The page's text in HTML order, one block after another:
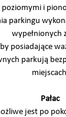
poziomymi i
parkingu
wypełnionych
posiadające
parkują
Pałac
jest po